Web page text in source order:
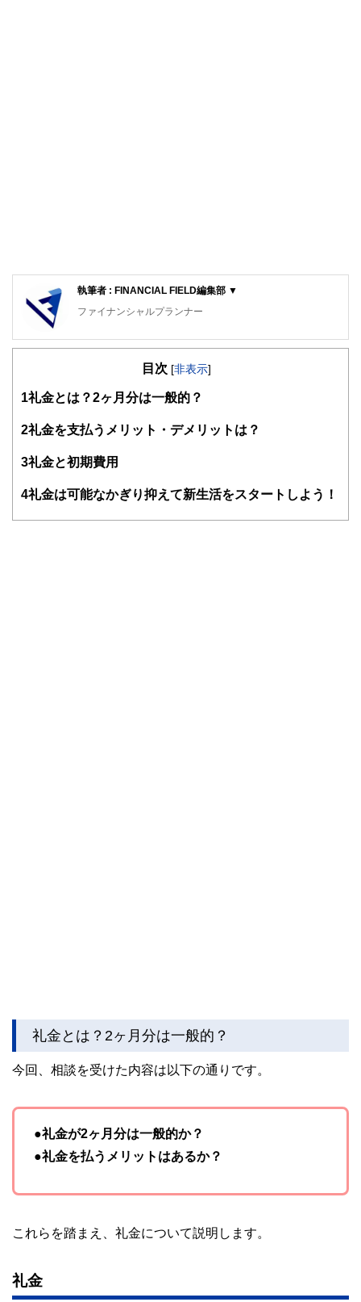
執筆者 : FINANCIAL FIELD編集部 ▼
ファイナンシャルプランナー
FinancialField編集部は、金融、経済に関する記事を、日々
知識がない方でも理解できるようわかりやすく発信していま
得者を中心に「お金や暮らし」に関する書籍・雑誌の編集経
験者で構成され、企画立案から記事掲載まですべての工程に
護士、税理士、宅地建物取引士、相続診断士、住宅ローンア
目次 [非表示]
1礼金とは？2ヶ月分は一般的？
2礼金を支払うメリット・デメリットは？
3礼金と初期費用
4礼金は可能なかぎり抑えて新生活をスタートしよう！
礼金とは？2ヶ月分は一般的？
今回、相談を受けた内容は以下の通りです。
●礼金が2ヶ月分は一般的か？
●礼金を払うメリットはあるか？
これらを踏まえ、礼金について説明します。
礼金